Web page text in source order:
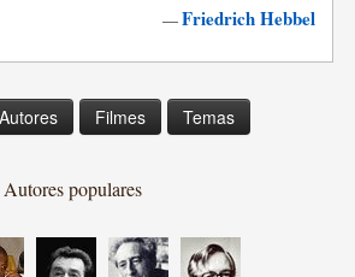
—Friedrich Hebbel
Autores Filmes Temas
Autores populares